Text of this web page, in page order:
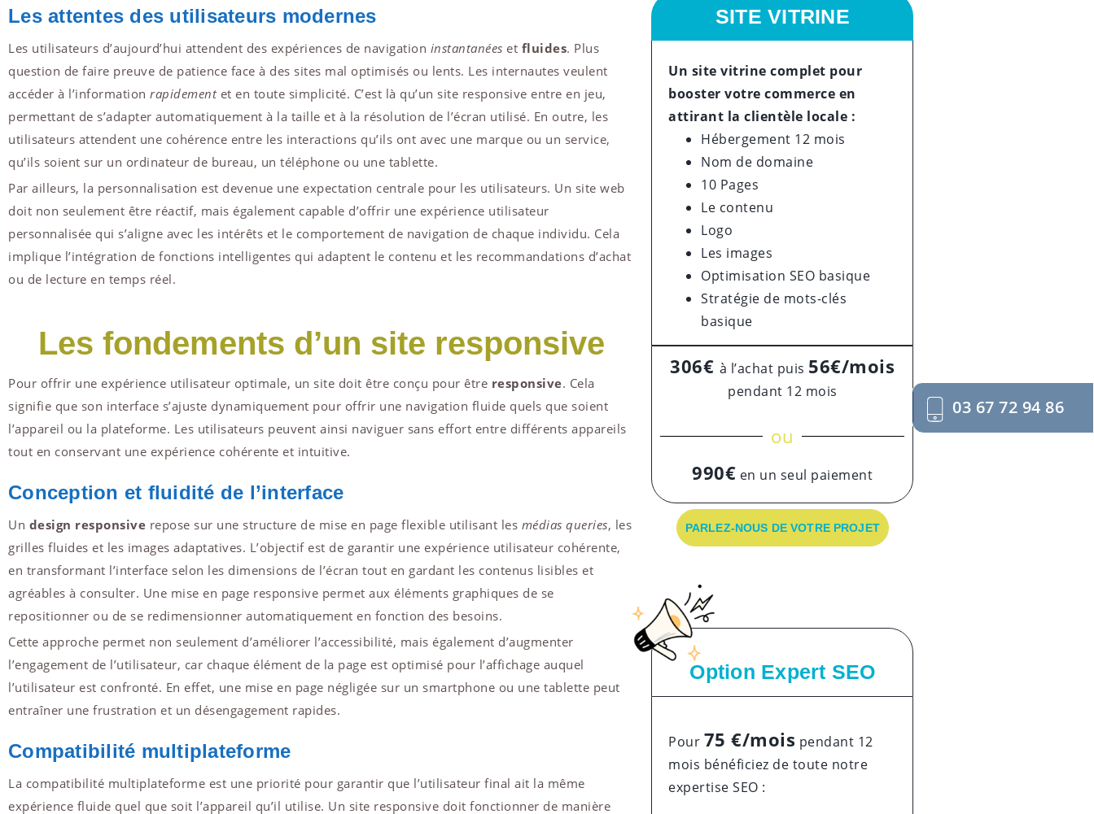
Les attentes des utilisateurs modernes
Les utilisateurs d’aujourd’hui attendent des expériences de navigation instantanées et fluides. Plus
question de faire preuve de patience face à des sites mal optimisés ou lents. Les internautes veulent
accéder à l’information rapidementet en toute simplicité. C’est là qu’un site responsive entre en jeu,
permettant de s’adapter automatiquement à la taille et à la résolution de l’écran utilisé. En outre, les
utilisateurs attendent une cohérence entre les interactions qu’ils ont avec une marque ou un service,
qu’ils soient sur un ordinateur de bureau, un téléphone ou une tablette.
Par ailleurs, la personnalisation est devenue une expectation centrale pour les utilisateurs. Un site web
doit non seulement être réactif, mais également capable d’offrir une expérience utilisateur
personnalisée qui s’aligne avec les intérêts et le comportement de navigation de chaque individu. Cela
implique l’intégration de fonctions intelligentes qui adaptent le contenu et les recommandations d’achat
ou de lecture en temps réel.
Les fondements d’un site responsive
Pour offrir une expérience utilisateur optimale, un site doit être conçu pour être responsive. Cela
signifie que son interface s’ajuste dynamiquement pour offrir une navigation fluide quels que soient
l’appareil ou la plateforme. Les utilisateurs peuvent ainsi naviguer sans effort entre différents appareils
tout en conservant une expérience cohérente et intuitive.
Conception et fluidité de l’interface
Un design responsive repose sur une structure de mise en page flexible utilisant les médias queries, les
grilles fluides et les images adaptatives. L’objectif est de garantir une expérience utilisateur cohérente,
en transformant l’interface selon les dimensions de l’écran tout en gardant les contenus lisibles et
agréables à consulter. Une mise en page responsive permet aux éléments graphiques de se
repositionner ou de se redimensionner automatiquement en fonction des besoins.
Cette approche permet non seulement d’améliorer l’accessibilité, mais également d’augmenter
l’engagement de l’utilisateur, car chaque élément de la page est optimisé pour l’affichage auquel
l’utilisateur est confronté. En effet, une mise en page négligée sur un smartphone ou une tablette peut
entraîner une frustration et un désengagement rapides.
Compatibilité multiplateforme
La compatibilité multiplateforme est une priorité pour garantir que l’utilisateur final ait la même
expérience fluide quel que soit l’appareil qu’il utilise. Un site responsive doit fonctionner de manière
SITE VITRINE
Un site vitrine complet pour
booster votre commerce en
attirant la clientèle locale :
Hébergement 12 mois
Nom de domaine
10 Pages
Le contenu
Logo
Les images
Optimisation SEO basique
Stratégie de mots-clés
basique
306€ à l’achat puis 56€/mois
pendant 12 mois
ou
990€ en un seul paiement
PARLEZ-NOUS DE VOTRE PROJET
Option Expert SEO
Pour 75 €/mois pendant 12
mois bénéficiez de toute notre
expertise SEO :
03 67 72 94 86